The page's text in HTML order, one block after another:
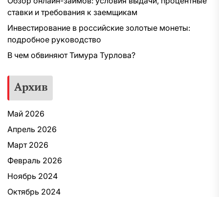
ставки и требования к заемщикам
Инвестирование в российские золотые монеты:
подробное руководство
В чем обвиняют Тимура Турлова?
Архив
Май 2026
Апрель 2026
Март 2026
Февраль 2026
Ноябрь 2024
Октябрь 2024